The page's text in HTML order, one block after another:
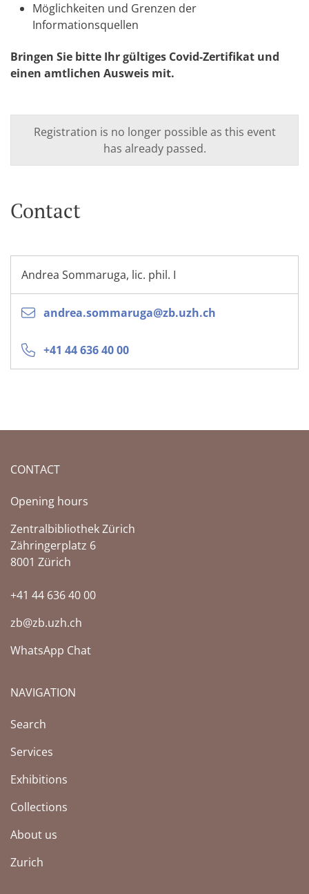
Möglichkeiten und Grenzen der
Informationsquellen
Bringen Sie bitte Ihr gültiges Covid-Zertifikat und
einen amtlichen Ausweis mit.
Registration is no longer possible as this event
has already passed.
Contact
Andrea Sommaruga, lic. phil. I
andrea.sommaruga@zb.uzh.ch
+41 44 636 40 00
CONTACT
Opening hours
Zentralbibliothek Zürich
Zähringerplatz 6
8001 Zürich
+41 44 636 40 00
zb@zb.uzh.ch
WhatsApp Chat
NAVIGATION
Search
Services
Exhibitions
Collections
About us
Zurich